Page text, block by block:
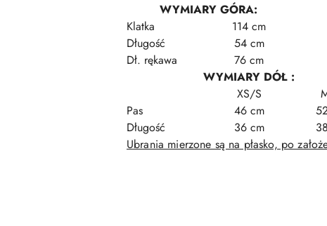
WYMIARY GÓRA:
Klatka
114 cm
Długość
54 cm
Dł. rękawa
76 cm
WYMIARY DÓŁ :
XS/S
Pas
46 cm
Długość
36 cm
Ubrania mierzone są na płasko, po